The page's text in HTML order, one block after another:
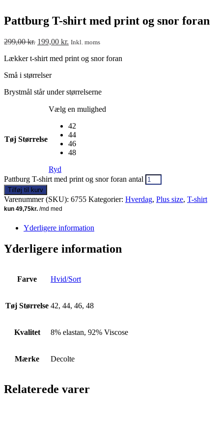
Pattburg T-shirt med print og snor foran
299,00kr. 199,00 kr. Inkl. moms
Lækker t-shirt med print og snor foran
Små i størrelser
Brystmål står under størrelserne
Tøj Størrelse
Vælg en mulighed
42
44
46
48
Ryd
Pattburg T-shirt med print og snor foran antal
Tilføj til kurv
Varenummer (SKU): 6755 Kategorier: Hverdag, Plus size, T-shirt
Yderligere information
Yderligere information
Farve Hvid/Sort
Tøj Størrelse 42, 44, 46, 48
Kvalitet 8% elastan, 92% Viscose
Mærke Decolte
Relaterede varer